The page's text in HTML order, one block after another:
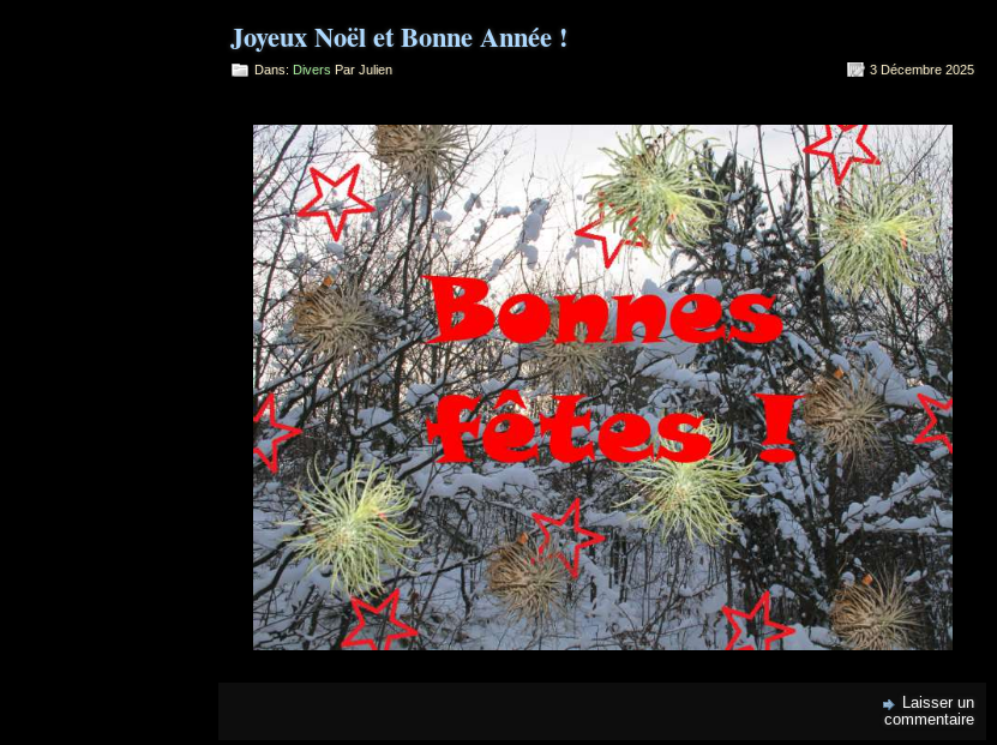
Joyeux Noël et Bonne Année !
Dans: Divers Par Julien 3 Décembre 2025
Laisser un
commentaire